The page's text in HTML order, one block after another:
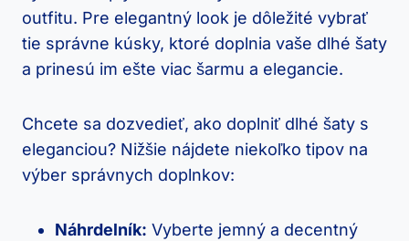
outfitu. Pre elegantný look je dôležité⁤ vybrať
tie ⁤správne kúsky, ktoré doplnia vaše dlhé šaty
a prinesú im ešte viac šarmu⁣ a elegancie.
Chcete sa dozvedieť, ako doplniť dlhé šaty⁤ s
eleganciou? Nižšie⁤ nájdete niekoľko tipov na
výber správnych doplnkov:
Náhrdelník: Vyberte jemný a decentný